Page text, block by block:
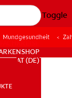
Toggle
FACHKREISE
AT (DE)
Mundgesundheit